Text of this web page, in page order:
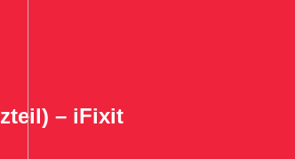
– iFixit